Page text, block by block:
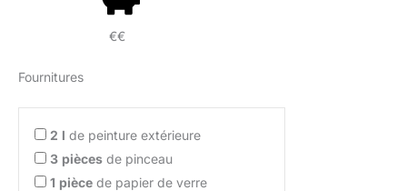
€€
Fournitures
2 l de peinture extérieure
3 pièces de pinceau
1 pièce de papier de verre